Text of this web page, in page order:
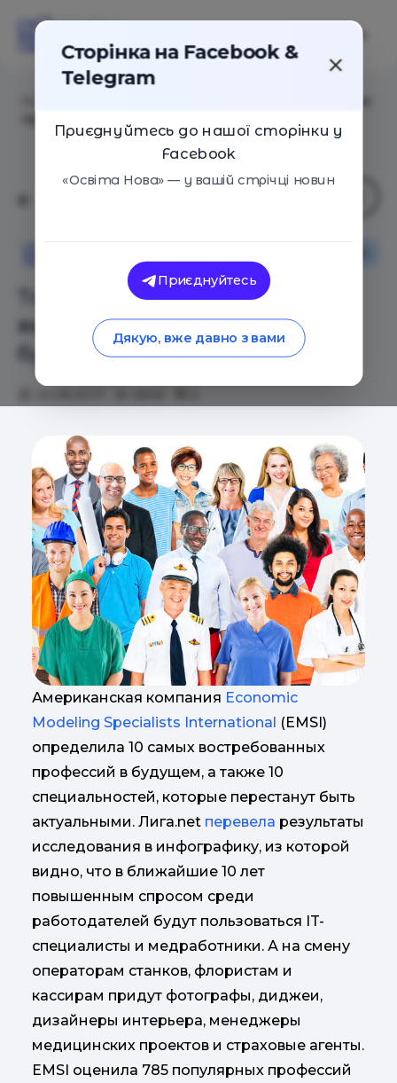
Топ-10 популярных и
вымирающих профессий
будущего (инфографика)
Американская компания Economic
Modeling Specialists International (EMSI)
определила 10 самых востребованных
профессий в будущем, а также 10
специальностей, которые перестанут быть
актуальными. Лига.net перевела результаты
исследования в инфографику, из которой
видно, что в ближайшие 10 лет
повышенным спросом среди
работодателей будут пользоваться IT-
специалисты и медработники. А на смену
операторам станков, флористам и
кассирам придут фотографы, диджеи,
дизайнеры интерьера, менеджеры
медицинских проектов и страховые агенты.
EMSI оценила 785 популярных профессий
Сторінка на Facebook &
Telegram
Приєднуйтесь до нашої сторінки у
Facebook
«Освіта Нова» — у вашій стрічці новин
Приєднуйтесь
Дякую, вже давно з вами